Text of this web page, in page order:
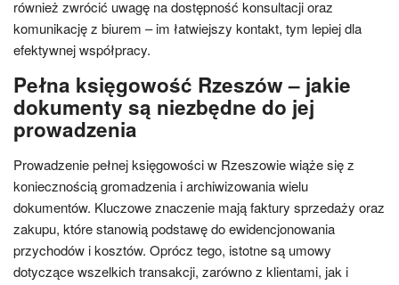
również zwrócić uwagę na dostępność konsultacji oraz
komunikację z biurem – im łatwiejszy kontakt, tym lepiej dla
efektywnej współpracy.
Pełna księgowość Rzeszów – jakie
dokumenty są niezbędne do jej
prowadzenia
Prowadzenie pełnej księgowości w Rzeszowie wiąże się z
koniecznością gromadzenia i archiwizowania wielu
dokumentów. Kluczowe znaczenie mają faktury sprzedaży oraz
zakupu, które stanowią podstawę do ewidencjonowania
przychodów i kosztów. Oprócz tego, istotne są umowy
dotyczące wszelkich transakcji, zarówno z klientami, jak i